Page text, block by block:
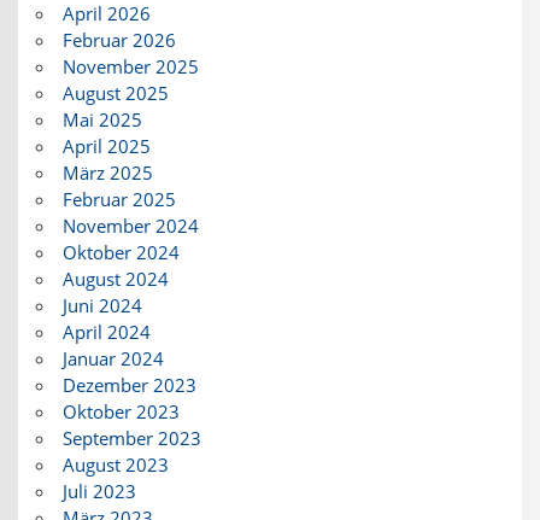
April 2026
Februar 2026
November 2025
August 2025
Mai 2025
April 2025
März 2025
Februar 2025
November 2024
Oktober 2024
August 2024
Juni 2024
April 2024
Januar 2024
Dezember 2023
Oktober 2023
September 2023
August 2023
Juli 2023